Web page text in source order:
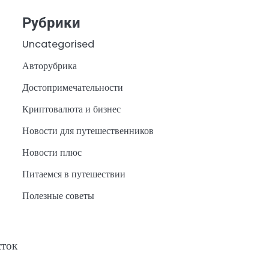
Рубрики
Uncategorised
Авторубрика
Достопримечательности
Криптовалюта и бизнес
Новости для путешественников
Новости плюс
Питаемся в путешествии
Полезные советы